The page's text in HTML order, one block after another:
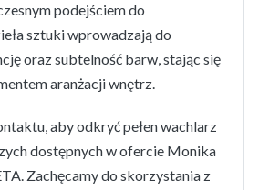
podejściem do
sztuki wprowadzają do
oraz subtelność barw, stając się
aranżacji wnętrz.
aby odkryć pełen wachlarz
dostępnych w ofercie Monika
Zachęcamy do skorzystania z